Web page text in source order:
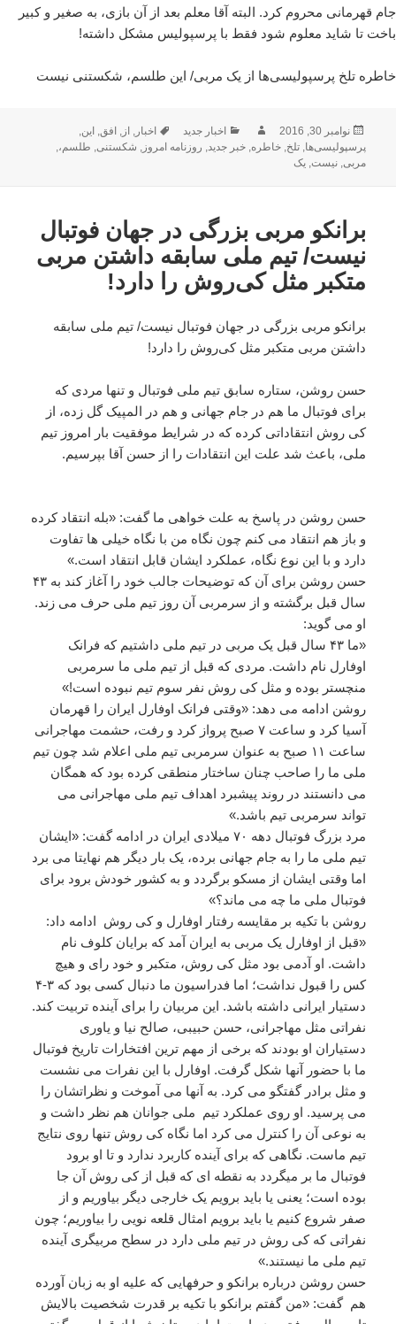
جام قهرمانی محروم کرد. البته آقا معلم بعد از آن بازی، به صغیر و کبیر
باخت تا شاید معلوم شود فقط با پرسپولیس مشکل داشته!
خاطره تلخ پرسپولیسی‌ها از یک مربی/ این طلسم، شکستنی نیست
ارسال
شده
در
نوامبر 30, 2016 نویسندهدسته‌ها
اخبار جدید برچسب‌ها
اخبار, از, افق, این,
پرسپولیسی‌ها,تلخ,خاطره,خبر جدید, روزنامه امروز, شکستنی, طلسم،,
مربی,نیست,یک
برانکو مربی بزرگی در جهان فوتبال
نیست/ تیم ملی سابقه داشتن مربی
متکبر مثل کی‌روش را دارد!
برانکو مربی بزرگی در جهان فوتبال نیست/ تیم ملی سابقه
داشتن مربی متکبر مثل کی‌روش را دارد!
حسن روشن، ستاره سابق تیم ملی فوتبال و تنها مردی که
برای فوتبال ما هم در جام جهانی و هم در المپیک گل زده، از
کی روش انتقاداتی کرده که در شرایط موفقیت بار امروز تیم
ملی، باعث شد علت این انتقادات را از حسن آقا بپرسیم.
حسن روشن در پاسخ به علت خواهی ما گفت: «بله انتقاد کرده
و باز هم انتقاد می کنم چون نگاه من با نگاه خیلی ها تفاوت
دارد و با این نوع نگاه، عملکرد ایشان قابل انتقاد است.»
حسن روشن برای آن که توضیحات جالب خود را آغاز کند به ۴۳
سال قبل برگشته و از سرمربی آن روز تیم ملی حرف می زند.
او می گوید:
«ما ۴۳ سال قبل یک مربی در تیم ملی داشتیم که فرانک
اوفارل نام داشت. مردی که قبل از تیم ملی ما سرمربی
منچستر بوده و مثل کی روش نفر سوم تیم نبوده است!»
روشن ادامه می دهد: «وقتی فرانک اوفارل ایران را قهرمان
آسیا کرد و ساعت ۷ صبح پرواز کرد و رفت، حشمت مهاجرانی
ساعت ۱۱ صبح به عنوان سرمربی تیم ملی اعلام شد چون تیم
ملی ما را صاحب چنان ساختار منطقی کرده بود که همگان
می دانستند در روند پیشبرد اهداف تیم ملی مهاجرانی می
تواند سرمربی تیم باشد.»
مرد بزرگ فوتبال دهه ۷۰ میلادی ایران در ادامه گفت: «ایشان
تیم ملی ما را به جام جهانی برده، یک بار دیگر هم نهایتا می برد
اما وقتی ایشان از مسکو برگردد و به کشور خودش برود برای
فوتبال ملی ما چه می ماند؟»
روشن با تکیه بر مقایسه رفتار اوفارل و کی روش ادامه داد:
«قبل از اوفارل یک مربی به ایران آمد که برایان کلوف نام
داشت. او آدمی بود مثل کی روش، متکبر و خود رای و هیچ
کس را قبول نداشت؛ اما فدراسیون ما دنبال کسی بود که ۳-۴
دستیار ایرانی داشته باشد. این مربیان را برای آینده تربیت کند.
نفراتی مثل مهاجرانی، حسن حبیبی، صالح نیا و یاوری
دستیاران او بودند که برخی از مهم ترین افتخارات تاریخ فوتبال
ما با حضور آنها شکل گرفت. اوفارل با این نفرات می نشست
و مثل برادر گفتگو می کرد. به آنها می آموخت و نظراتشان را
می پرسید. او روی عملکرد تیم ملی جوانان هم نظر داشت و
به نوعی آن را کنترل می کرد اما نگاه کی روش تنها روی نتایج
تیم ماست. نگاهی که برای آینده کاربرد ندارد و تا او برود
فوتبال ما بر میگردد به نقطه ای که قبل از کی روش آن جا
بوده است؛ یعنی یا باید برویم یک خارجی دیگر بیاوریم و از
صفر شروع کنیم یا باید برویم امثال قلعه نویی را بیاوریم؛ چون
نفراتی که کی روش در تیم ملی دارد در سطح مربیگری آینده
تیم ملی ما نیستند.»
حسن روشن درباره برانکو و حرفهایی که علیه او به زبان آورده
هم گفت: «من گفتم برانکو با تکیه بر قدرت شخصیت بالایش